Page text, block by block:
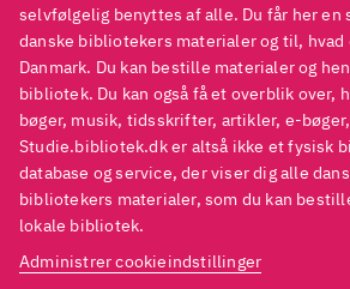
og interesse.
Tvillingedetektiverne -
fængselsgrotten
- sølvmøntenog
Tvillingedetektiverne -
sølvmønten af Anna
lignende underholdende
spænding for børn, der
selvfølgelig benyttes af alle. Du får her en
danske bibliotekers materialer og til, hvad
Danmark. Du kan bestille materialer og
bibliotek. Du kan også få et overblik over,
bøger, musik, tidsskrifter, artikler, e-
Studie.bibliotek.dk er altså ikke et fysisk
database og service, der viser dig alle
bibliotekers materialer, som du kan
lokale bibliotek.
Administrer cookieindstillinger